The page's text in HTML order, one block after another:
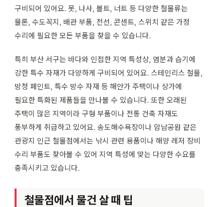
구비되어 있어요. 못, 나사, 볼트, 너트 등 다양한 철물류는
물론, 수도꼭지, 배관 부품, 전선, 콘센트, 스위치 같은 가정
수리에 필요한 모든 부품을 찾을 수 있습니다.
특히 부산 서구는 바다와 인접한 지역 특성상, 염분과 습기에
강한 특수 자재가 다양하게 구비되어 있어요. 스테인리스 철물,
방청 페인트, 특수 방수 자재 등 해안가 주택이나 상가에
필요한 특화된 제품들을 만나볼 수 있습니다. 또한 오래된
주택이 많은 지역이라 구형 부품이나 전통 건축 자재도
풍부하게 취급하고 있어요. 송도해수욕장이나 암남공원 같은
관광지 인근 철물점에서는 낚시 관련 용품이나 해양 레저 장비
수리 부품도 찾아볼 수 있어 지역 특성에 맞는 다양한 수요를
충족시키고 있습니다.
철물점에서 물건 살 때 팁